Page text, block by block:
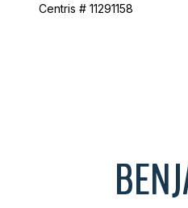
Centris # 11291158